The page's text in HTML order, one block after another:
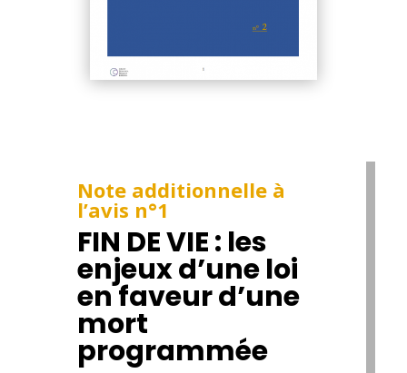
Note additionnelle à
l’avis n°1
FIN DE VIE : les
enjeux d’une loi
en faveur d’une
mort
programmée